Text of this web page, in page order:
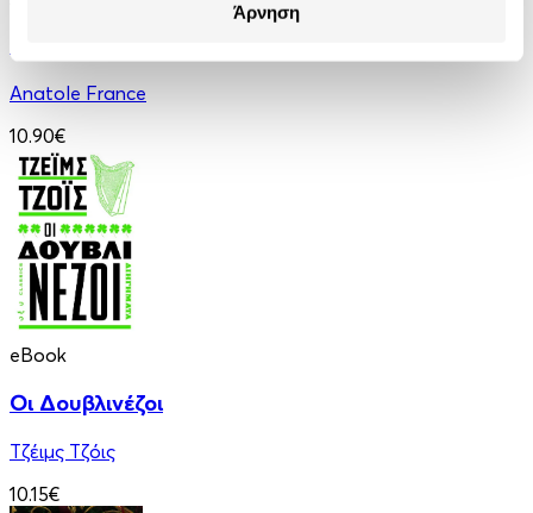
Άρνηση
Anatole France
10.90€
eBook
Οι Δουβλινέζοι
Τζέιμς Τζόις
10.15€